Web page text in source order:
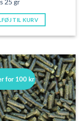
25 gr
TIL KURV
for 100 kr